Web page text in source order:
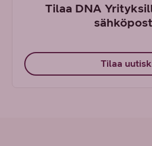
Tilaa DNA
Tilaa